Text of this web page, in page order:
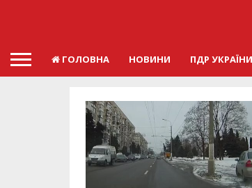
ГОЛОВНА НОВИНИ ПДР УКРАЇНИ